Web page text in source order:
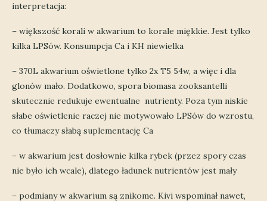
interpretacja:
– większość korali w akwarium to korale miękkie. Jest tylko
kilka LPSów. Konsumpcja Ca i KH niewielka
– 370L akwarium oświetlone tylko 2x T5 54w, a więc i dla
glonów mało. Dodatkowo, spora biomasa zooksantelli
skutecznie redukuje ewentualne nutrienty. Poza tym niskie
słabe oświetlenie raczej nie motywowało LPSów do wzrostu,
co tłumaczy słabą suplementację Ca
– w akwarium jest dosłownie kilka rybek (przez spory czas
nie było ich wcale), dlatego ładunek nutrientów jest mały
– podmiany w akwarium są znikome. Kivi wspominał nawet,